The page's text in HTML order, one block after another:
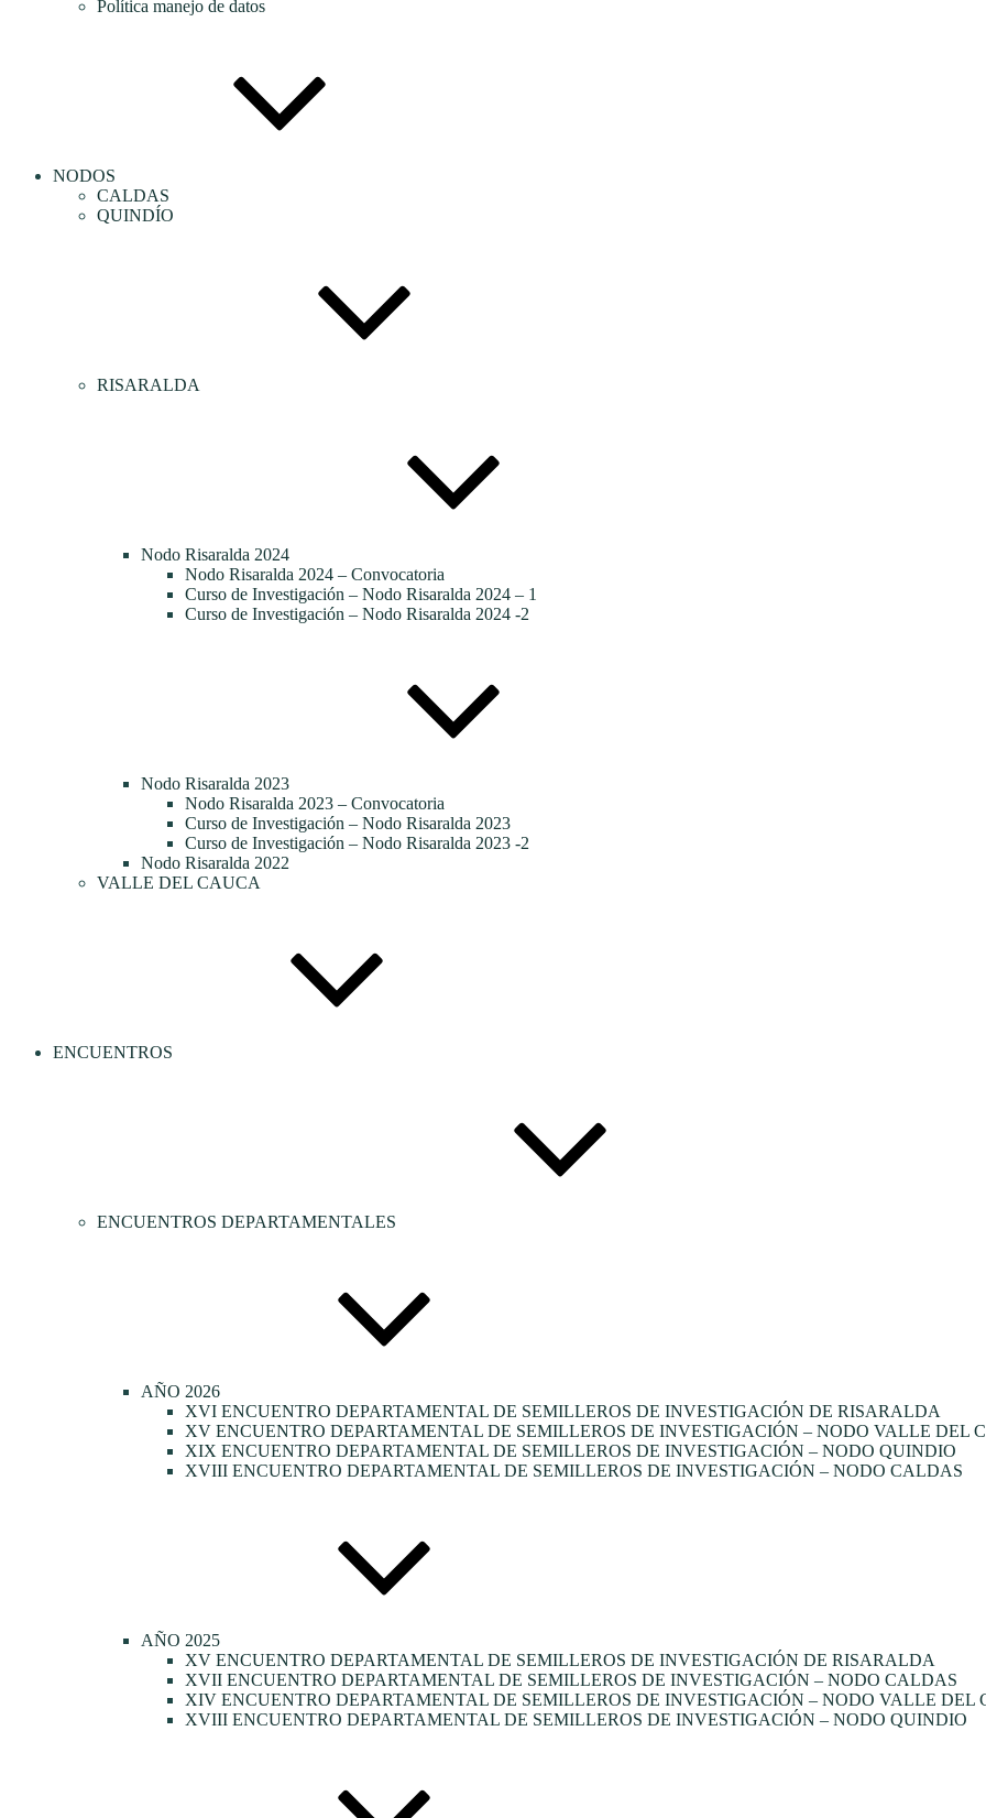
Política manejo de datos
NODOS
CALDAS
QUINDÍO
RISARALDA
Nodo Risaralda 2024
Nodo Risaralda 2024 – Convocatoria
Curso de Investigación – Nodo Risaralda 2024 – 1
Curso de Investigación – Nodo Risaralda 2024 -2
Nodo Risaralda 2023
Nodo Risaralda 2023 – Convocatoria
Curso de Investigación – Nodo Risaralda 2023
Curso de Investigación – Nodo Risaralda 2023 -2
Nodo Risaralda 2022
VALLE DEL CAUCA
ENCUENTROS
ENCUENTROS DEPARTAMENTALES
AÑO 2026
XVI ENCUENTRO DEPARTAMENTAL DE SEMILLEROS DE INVESTIGACIÓN DE RISARALDA
XV ENCUENTRO DEPARTAMENTAL DE SEMILLEROS DE INVESTIGACIÓN – NODO VALLE DEL
XIX ENCUENTRO DEPARTAMENTAL DE SEMILLEROS DE INVESTIGACIÓN – NODO QUINDIO
XVIII ENCUENTRO DEPARTAMENTAL DE SEMILLEROS DE INVESTIGACIÓN – NODO CALDAS
AÑO 2025
XV ENCUENTRO DEPARTAMENTAL DE SEMILLEROS DE INVESTIGACIÓN DE RISARALDA
XVII ENCUENTRO DEPARTAMENTAL DE SEMILLEROS DE INVESTIGACIÓN – NODO CALDAS
XIV ENCUENTRO DEPARTAMENTAL DE SEMILLEROS DE INVESTIGACIÓN – NODO VALLE DEL
XVIII ENCUENTRO DEPARTAMENTAL DE SEMILLEROS DE INVESTIGACIÓN – NODO QUINDIO